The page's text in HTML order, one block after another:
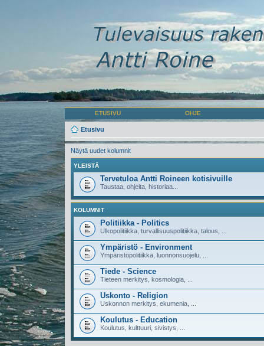
ETUSIVU OHJE
Etusivu
Näytä uudet kolumnit
YLEISTÄ
Tervetuloa Antti Roineen kotisivuille
Taustaa, ohjeita, historiaa...
KOLUMNIT
Politiikka - Politics
Ulkopolitiikka, turvallisuuspolitiikka, talous, ...
Ympäristö - Environment
Ympäristöpolitiikka, luonnonsuojelu, ...
Tiede - Science
Tieteen merkitys, kosmologia, ...
Uskonto - Religion
Uskonnon merkitys, ekumenia, ...
Koulutus - Education
Koulutus, kulttuuri, sivistys, ...